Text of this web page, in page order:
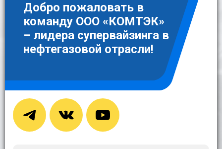
Добро пожаловать в
команду ООО «КОМТЭК»
– лидера супервайзинга в
нефтегазовой отрасли!